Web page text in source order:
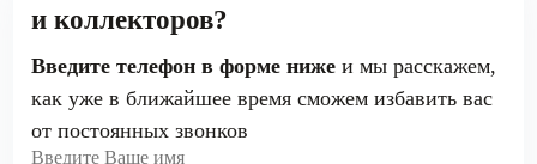
и коллекторов?
Введите телефон в форме ниже и мы расскажем,
как уже в ближайшее время сможем избавить вас
от постоянных звонков